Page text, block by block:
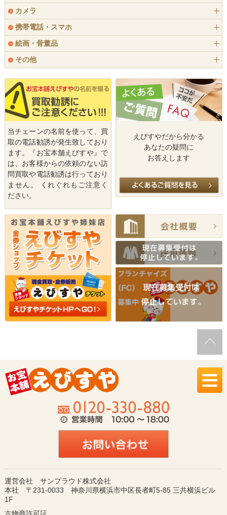
カメラ
携帯電話・スマホ
絵画・骨董品
その他
当チェーンの名前を使って、買
取の電話勧誘が発生致しており
ます。『お宝本舗えびすや』で
は、お客様からの依頼のない訪
問買取や電話勧誘は行っており
ません。 くれぐれもご注意く
ださい。
えびすやだから分かる
あなたの疑問に
お答えします
運営会社 サンプラウド株式会社
本社 〒231-0033 神奈川県横浜市中区長者町5-85 三共横浜ビル
1F